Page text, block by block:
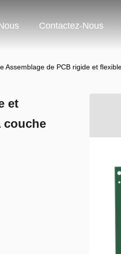
Contactez-Nous
Assemblage de PCB rigide et
et
couche